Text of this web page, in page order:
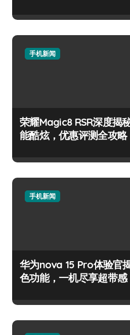
手机新闻
荣耀Magic8 RSR深度揭
能酷炫，优惠评测全攻略
手机新闻
华为nova 15 Pro体验官
色功能，一机尽享超带感